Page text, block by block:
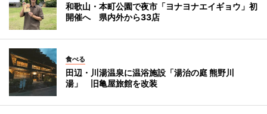
和歌山・本町公園で夜市「ヨナヨナエイギョウ」初
開催へ 県内外から33店
食べる
田辺・川湯温泉に温浴施設「湯治の庭 熊野川
湯」 旧亀屋旅館を改装